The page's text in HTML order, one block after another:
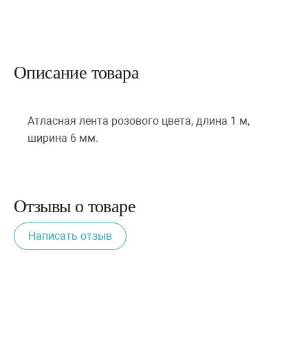
Описание товара
Атласная лента розового цвета, длина 1 м,
ширина 6 мм.
Отзывы о товаре
Написать отзыв